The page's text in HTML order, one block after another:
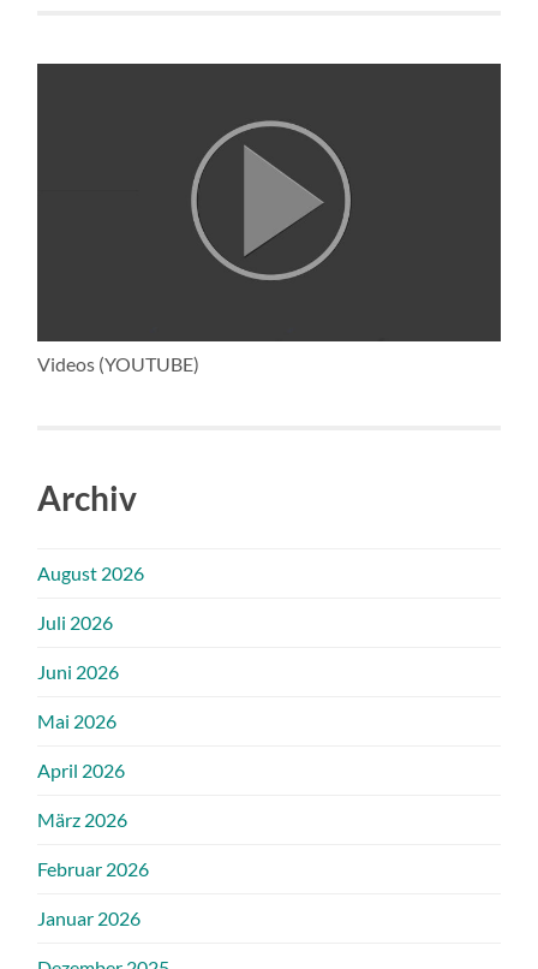
Videos (YOUTUBE)
Archiv
August 2026
Juli 2026
Juni 2026
Mai 2026
April 2026
März 2026
Februar 2026
Januar 2026